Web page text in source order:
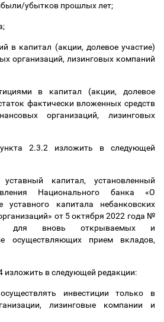
убытков прошлых лет;
в капитал (акции, долевое участие)
организаций, лизинговых компаний
в капитал (акции, долевое
фактически вложенных средств
организаций, лизинговых
2.3.2 изложить в следующей
капитал, установленный
Национального банка «О
уставного капитала небанковских
от 5 октября 2022 года №
для вновь открываемых и
осуществляющих прием вкладов,
изложить в следующей редакции:
инвестиции только в
лизинговые компании и